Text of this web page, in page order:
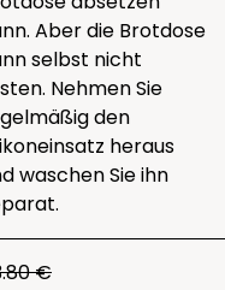
Aber die Brotdose
selbst nicht
Nehmen Sie
den
heraus
waschen Sie ihn
€